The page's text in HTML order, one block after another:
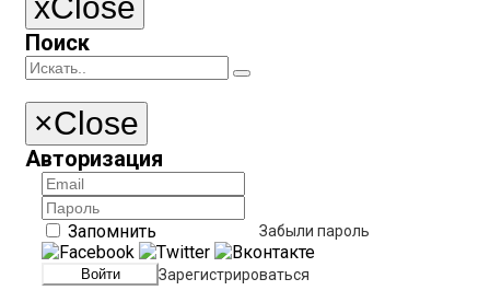
Поиск
×Close
Авторизация
Запомнить Забыли пароль
Войти Зарегистрироваться